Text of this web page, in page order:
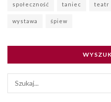
społeczność taniec teatr
wystawa śpiew